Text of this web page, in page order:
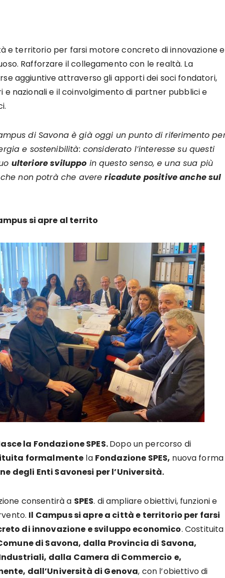
e territorio per farsi motore concreto di innovazione e
Rafforzare il collegamento con le realtà. La
aggiuntive attraverso gli apporti dei soci fondatori,
e nazionali e il coinvolgimento di partner pubblici e
di Savona è già oggi un punto di riferimento
e sostenibilità: considerato l’interesse su questi
ulteriore sviluppo in questo senso, e una sua più
non potrà che averericadute positive anche sul
si apre al territo
la Fondazione SPES.Dopo un percorso di
formalmente la Fondazione SPES, nuova forma
degli Enti Savonesi per l’Università.
consentirà a SPES. di ampliare obiettivi, funzioni e
Il Campus si apre a città e territorio per farsi
di innovazione e sviluppo economico. Costituita
di Savona, dalla Provincia di Savona,
dalla Camera di Commercio e,
dall’Università di Genova, con l’obiettivo di